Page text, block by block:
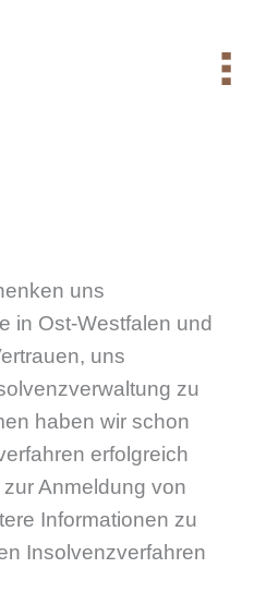
uns
in Ost-Westfalen und
uns
zu
haben wir schon
erfolgreich
Anmeldung von
Informationen zu
Insolvenzverfahren